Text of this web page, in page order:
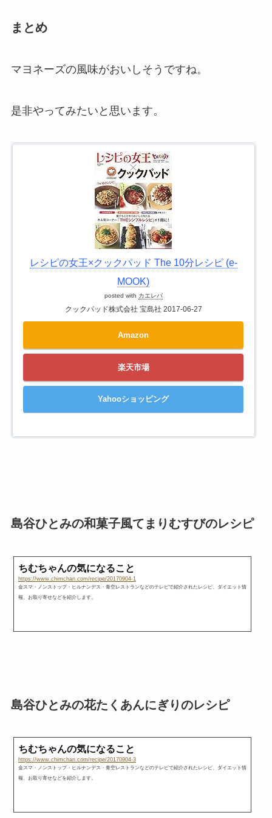
まとめ
マヨネーズの風味がおいしそうですね。
是非やってみたいと思います。
レシピの女王×クックパッド The 10分レシピ (e-
MOOK)
posted with カエレバ
クックパッド株式会社 宝島社 2017-06-27
Amazon
楽天市場
Yahooショッピング
島谷ひとみの和菓子風てまりむすびのレシピ
ちむちゃんの気になること
https://www.chimchan.com/recipe/20170904-1
金スマ・ノンストップ・ヒルナンデス・青空レストランなどのテレビで紹介されたレシピ、ダイエット情
報、お取り寄せなどを紹介します。
島谷ひとみの花たくあんにぎりのレシピ
ちむちゃんの気になること
https://www.chimchan.com/recipe/20170904-3
金スマ・ノンストップ・ヒルナンデス・青空レストランなどのテレビで紹介されたレシピ、ダイエット情
報、お取り寄せなどを紹介します。